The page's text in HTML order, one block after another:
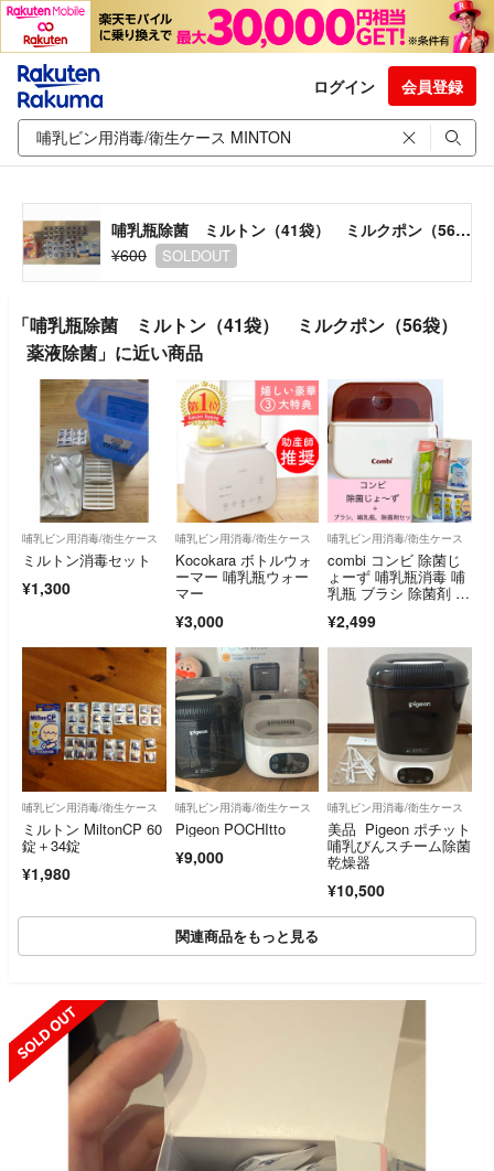
ログイン 会員登録
哺乳瓶除菌 ミルトン（41袋） ミルクポン（56袋） 薬液除菌
¥600
SOLDOUT
「哺乳瓶除菌 ミルトン（41袋） ミルクポン（56袋）
薬液除菌」に近い商品
哺乳ビン用消毒/衛生ケース
ミルトン消毒セット
¥1,300
哺乳ビン用消毒/衛生ケース
Kocokara ボトルウォ
ーマー 哺乳瓶ウォー
マー
¥3,000
哺乳ビン用消毒/衛生ケース
combi コンビ 除菌じ
ょーず 哺乳瓶消毒 哺
乳瓶 ブラシ 除菌剤 セ
¥2,499
哺乳ビン用消毒/衛生ケース
ミルトン MiltonCP 60
錠＋34錠
¥1,980
哺乳ビン用消毒/衛生ケース
Pigeon POCHItto
¥9,000
哺乳ビン用消毒/衛生ケース
美品 Pigeon ポチット
哺乳びんスチーム除菌
乾燥器
¥10,500
関連商品をもっと見る
SOLD OUT